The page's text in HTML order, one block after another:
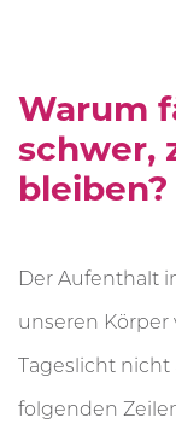
Warum
schwer,
bleiben?
Der Aufenthalt
unseren
Tageslicht nicht
folgenden